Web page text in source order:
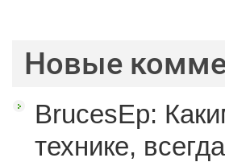
Новые
BrucesEp:
технике,